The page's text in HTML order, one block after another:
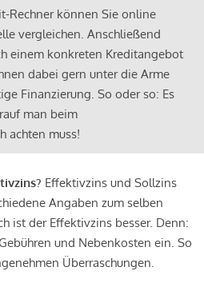
Rechner können Sie online
vergleichen. Anschließend
einem konkreten Kreditangebot
dabei gern unter die Arme
Finanzierung. So oder so: Es
man beim
achten muss!
Effektivzins und Sollzins
Angaben zum selben
ist der Effektivzins besser. Denn:
und Nebenkosten ein. So
Überraschungen.